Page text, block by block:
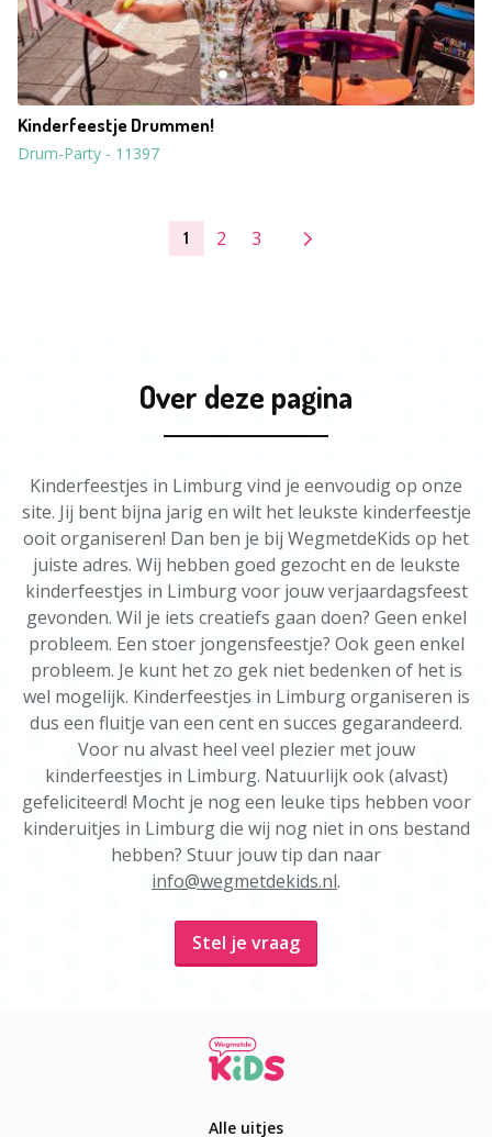
Kinderfeestje Drummen!
Drum-Party - 11397
1 2 3
Over deze pagina
Kinderfeestjes in Limburg vind je eenvoudig op onze
site. Jij bent bijna jarig en wilt het leukste kinderfeestje
ooit organiseren! Dan ben je bij WegmetdeKids op het
juiste adres. Wij hebben goed gezocht en de leukste
kinderfeestjes in Limburg voor jouw verjaardagsfeest
gevonden. Wil je iets creatiefs gaan doen? Geen enkel
probleem. Een stoer jongensfeestje? Ook geen enkel
probleem. Je kunt het zo gek niet bedenken of het is
wel mogelijk. Kinderfeestjes in Limburg organiseren is
dus een fluitje van een cent en succes gegarandeerd.
Voor nu alvast heel veel plezier met jouw
kinderfeestjes in Limburg. Natuurlijk ook (alvast)
gefeliciteerd! Mocht je nog een leuke tips hebben voor
kinderuitjes in Limburg die wij nog niet in ons bestand
hebben? Stuur jouw tip dan naar
info@wegmetdekids.nl.
Stel je vraag
Alle uitjes